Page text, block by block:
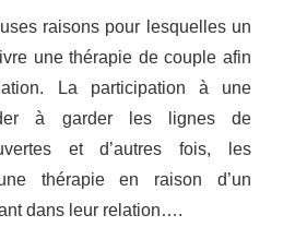
raisons pour lesquelles un
une thérapie de couple afin
La participation à une
à garder les lignes de
et d’autres fois, les
thérapie en raison d’un
dans leur relation….